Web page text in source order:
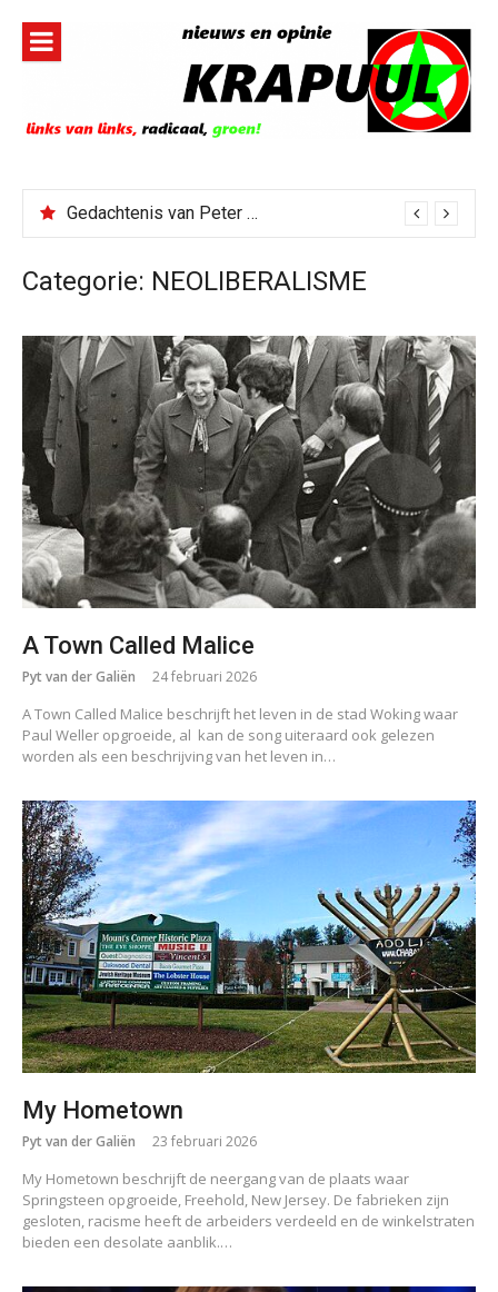
inhoud
Gedachtenis van Peter Faber
Categorie: NEOLIBERALISME
A Town Called Malice
Pyt van der Galiën 24 februari 2026
A Town Called Malice beschrijft het leven in de stad Woking waar
Paul Weller opgroeide, al kan de song uiteraard ook gelezen
worden als een beschrijving van het leven in…
My Hometown
Pyt van der Galiën 23 februari 2026
My Hometown beschrijft de neergang van de plaats waar
Springsteen opgroeide, Freehold, New Jersey. De fabrieken zijn
gesloten, racisme heeft de arbeiders verdeeld en de winkelstraten
bieden een desolate aanblik.…